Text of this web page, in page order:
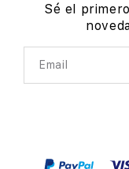
Sé el
Email